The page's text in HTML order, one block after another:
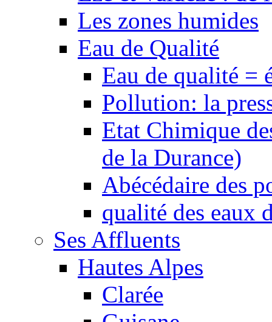
Les zones humides
Eau de Qualité
Eau de qualité =
Pollution: la
Etat Chimique
de la Durance)
Abécédaire des
qualité des eaux
Ses Affluents
Hautes Alpes
Clarée